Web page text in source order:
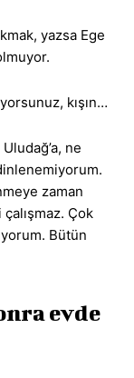
yazsa Ege
kışın…
ne
zaman
Çok
Bütün
evde